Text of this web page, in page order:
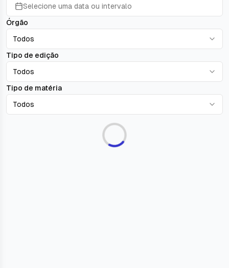
Selecione uma data ou intervalo
Órgão
Todos
Tipo de edição
Todos
Tipo de matéria
Todos
Carregando...